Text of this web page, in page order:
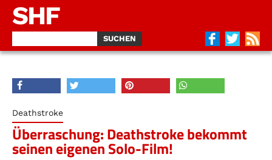
SHF
Deathstroke
Überraschung: Deathstroke bekommt
seinen eigenen Solo-Film!